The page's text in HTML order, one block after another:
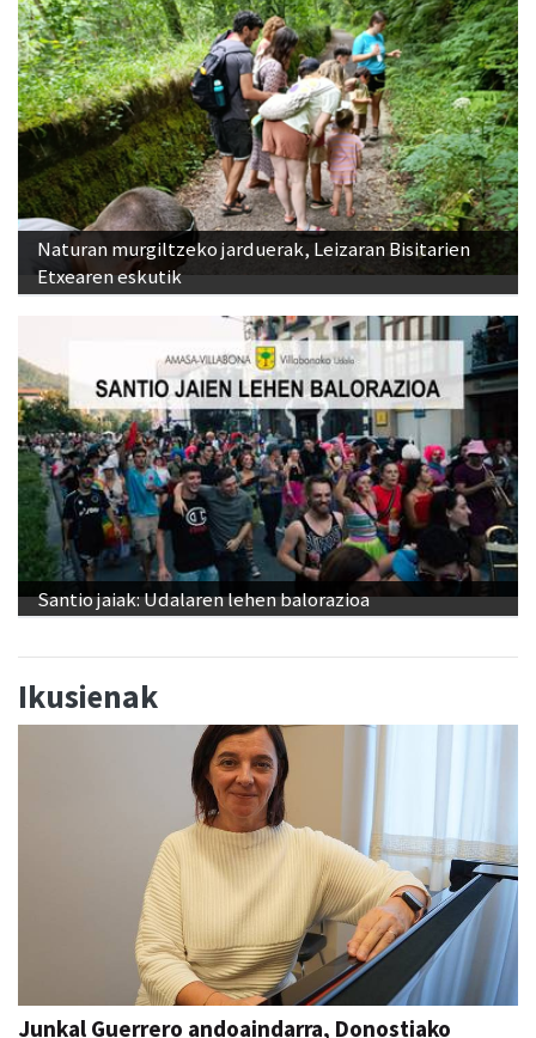
Naturan murgiltzeko jarduerak, Leizaran Bisitarien
Etxearen eskutik
Santio jaiak: Udalaren lehen balorazioa
Ikusienak
Junkal Guerrero andoaindarra, Donostiako